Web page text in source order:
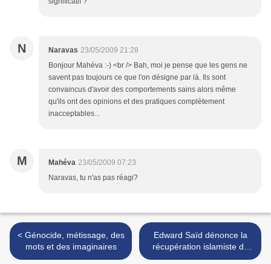
N Naravas 23/05/2009 21:28
Bonjour Mahéva :-) <br /> Bah, moi je pense que les gens ne
savent pas toujours ce que l'on désigne par là. Ils sont
convaincus d'avoir des comportements sains alors même
qu'ils ont des opinions et des pratiques complètement
inacceptables...
M Mahéva 23/05/2009 07:23
Naravas, tu n'as pas réagi?
< Génocide, métissage, des
mots et des imaginaires
Edward Saïd dénonce la
récupération islamiste de
son œuvre >